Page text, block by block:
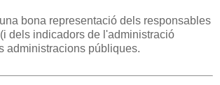
bona representació dels responsables
dels indicadors de l'administració
administracions públiques.